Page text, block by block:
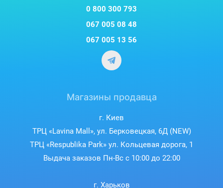
0 800 300 793
067 005 08 48
067 005 13 56
Магазины продавца
г. Киев
ТРЦ «Lavina Mall», ул. Берковецкая, 6Д (NEW)
ТРЦ «Respublika Park» ул. Кольцевая дорога, 1
Выдача заказов Пн-Вс с 10:00 до 22:00
г. Харьков